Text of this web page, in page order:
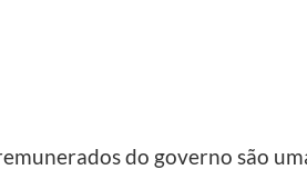
do governo são